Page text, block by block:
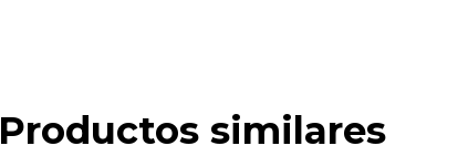
Productos similares